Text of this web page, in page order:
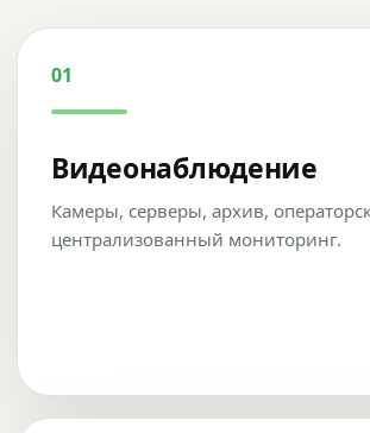
01
Видеонаблюдение
Камеры, серверы, архив,
централизованный мониторинг.